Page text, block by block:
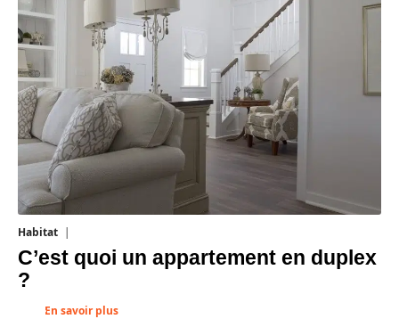
Habitat
C’est quoi un appartement en duplex
?
En savoir plus